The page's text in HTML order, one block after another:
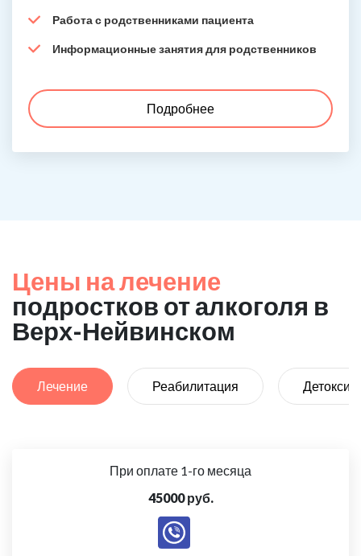
Работа с родственниками пациента
Информационные занятия для родственников
Подробнее
Цены на лечение
подростков от алкоголя в
Верх-Нейвинском
Лечение Реабилитация
При оплате 1-го месяца
45000 руб.